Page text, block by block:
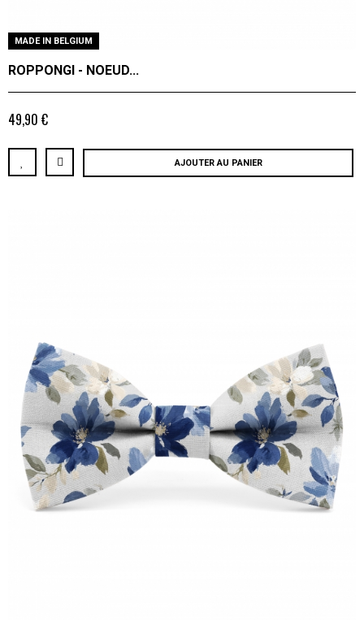
MADE IN BELGIUM
ROPPONGI - NOEUD...
49,90 €
AJOUTER AU PANIER